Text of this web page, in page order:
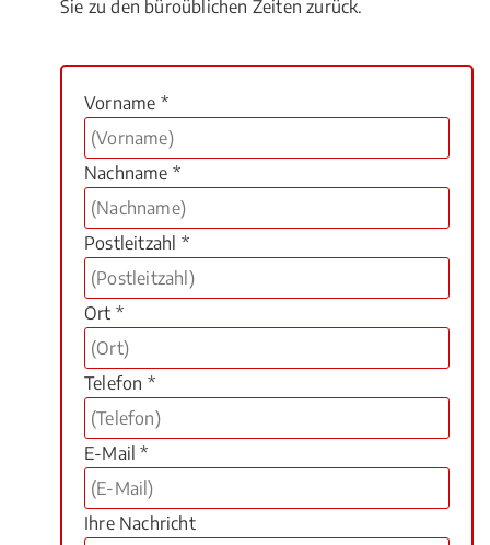
Sie zu den büroüblichen Zeiten zurück.
Vorname *
Nachname *
Postleitzahl *
Ort *
Telefon *
E-Mail *
Ihre Nachricht